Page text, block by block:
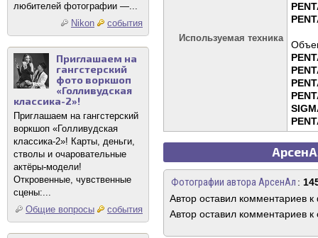
любителей фотографии —...
Nikon
события
Приглашаем на
гангстерский
фото воркшоп
«Голливудская
классика-2»!
Приглашаем на гангстерский
воркшоп «Голливудская
классика-2»! Карты, деньги,
стволы и очаровательные
актёры-модели!
Откровенные, чувственные
сцены:...
Общие вопросы
события
Используемая техника
Фотографии автора АрсенАл :
Автор оставил комментариев
Автор оставил комментариев к